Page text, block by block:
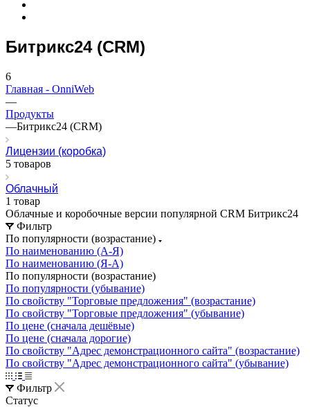
Битрикс24 (CRM)
6
Главная - OnniWeb
—
Продукты
—Битрикс24 (CRM)
Лицензии (коробка)
5 товаров
Облачный
1 товар
Облачные и коробочные версии популярной CRM Битрикс24
Фильтр
По популярности (возрастание)
По наименованию (А-Я)
По наименованию (Я-А)
По популярности (возрастание)
По популярности (убывание)
По свойству "Торговые предложения" (возрастание)
По свойству "Торговые предложения" (убывание)
По цене (сначала дешёвые)
По цене (сначала дорогие)
По свойству "Адрес демонстрационного сайта" (возрастание)
По свойству "Адрес демонстрационного сайта" (убывание)
Фильтр
Статус